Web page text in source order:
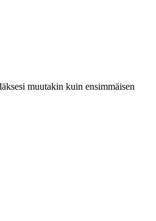
muutakin kuin ensimmäisen